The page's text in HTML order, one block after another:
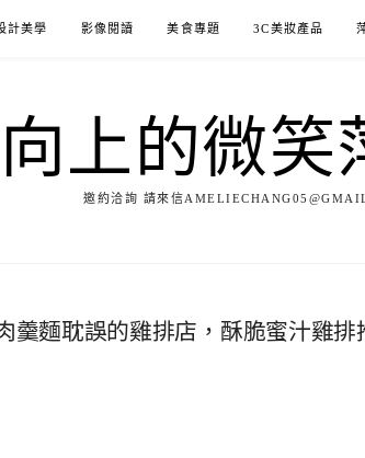
計美學 影像閱讀 美食專題 3C美妝產品
向上的微
邀約洽詢 請來信
羹麵耽誤的雞排店，酥脆蜜汁雞排